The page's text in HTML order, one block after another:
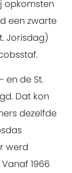
opkomsten
een zwarte
Jorisdag)
en de St.
Dat kon
dezelfde
werd
1966